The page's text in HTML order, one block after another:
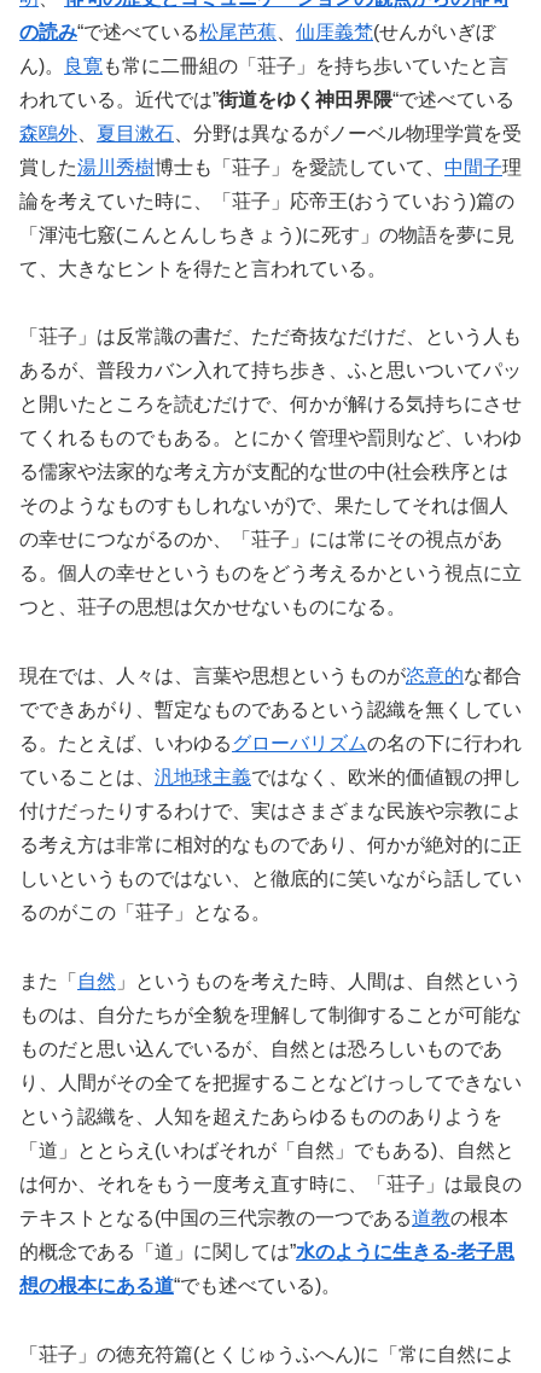
の読み“で述べている松尾芭蕉 仙厓義梵(せんがいぎぼ
ん)。
良寛 も常に二冊組の「荘子」を持ち歩いていたと言
われている。近代では”街道をゆく神田界隈“で述べている
森鴎外
夏目漱石 、分野は異なるがノーベル物理学賞を受
賞した湯川秀樹博士も「荘子」を愛読していて、 中間子理
論を考えていた時に、「荘子」応帝王(おうていおう)篇の
「渾沌七竅(こんとんしちきょう)に死す」の物語を夢に見
て、大きなヒントを得たと言われている。
「荘子」は反常識の書だ、ただ奇抜なだけだ、という人も
あるが、普段カバン入れて持ち歩き、ふと思いついてパッ
と開いたところを読むだけで、何かが解ける気持ちにさせ
てくれるものでもある。とにかく管理や罰則など、いわゆ
る儒家や法家的な考え方が支配的な世の中(社会秩序とは
そのようなものすもしれないが)で、果たしてそれは個人
の幸せにつながるのか、「荘子」には常にその視点があ
る。個人の幸せというものをどう考えるかという視点に立
つと、荘子の思想は欠かせないものになる。
現在では、人々は、言葉や思想というものが恣意的な都合
でできあがり、暫定なものであるという認織を無くしてい
る。たとえば、いわゆるグローバリズムの名の下に行われ
ていることは、 汎地球主義ではなく、欧米的価値観の押し
付けだったりするわけで、実はさまざまな民族や宗教によ
る考え方は非常に相対的なものであり、何かが絶対的に正
しいというものではない、と徹底的に笑いながら話してい
るのがこの「荘子」となる。
また「 自然 」というものを考えた時、人間は、自然という
ものは、自分たちが全貌を理解して制御することが可能な
ものだと思い込んでいるが、自然とは恐ろしいものであ
り、人間がその全てを把握することなどけっしてできない
という認織を、人知を超えたあらゆるもののありようを
「道」ととらえ(いわばそれが「自然」でもある)、自然と
は何か、それをもう一度考え直す時に、「荘子」は最良の
テキストとなる(中国の三代宗教の一つである道教の根本
的概念である「道」に関しては”水のように生きる-老子思
想の根本にある道“でも述べている)。
「荘子」の徳充符篇(とくじゅうふへん)に「常に自然によ